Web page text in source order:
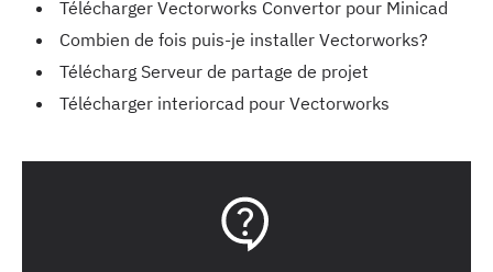
Télécharger Vectorworks Convertor pour Minicad
Combien de fois puis-je installer Vectorworks?
Télécharg Serveur de partage de projet
Télécharger interiorcad pour Vectorworks